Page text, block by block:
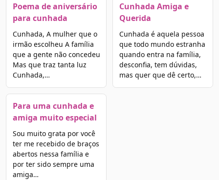
Poema de aniversário
para cunhada
Cunhada, A mulher que o
irmão escolheu A família
que a gente não concedeu
Mas que traz tanta luz
Cunhada,…
Para uma cunhada e
amiga muito especial
Sou muito grata por você
ter me recebido de braços
abertos nessa família e
por ter sido sempre uma
amiga…
Cunhada Amiga e
Querida
Cunhada é aquela pessoa
que todo mundo estranha
quando entra na família,
desconfia, tem dúvidas,
mas quer que dê certo,…